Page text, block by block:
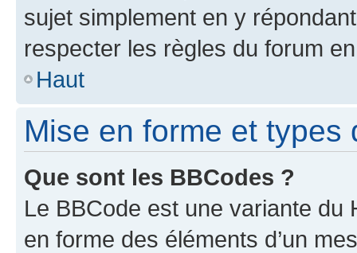
sujet simplement en y
respecter les règles du forum
Haut
Mise en forme et types
Que sont les BBCodes ?
Le BBCode est une variante du
en forme des éléments d’un